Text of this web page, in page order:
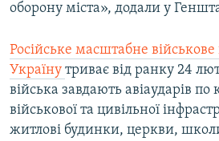
оборону міста», додали у
Російське масштабне
Україну триває від ранку 24
війська завдають авіаударів по
військової та цивільної
житлові будинки, церкви,